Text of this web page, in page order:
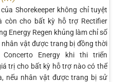
Shorekeeper không chỉ tuyệt
còn cho bất kỳ hỗ trợ Rectifier
Energy Regen khủng làm chỉ số
nhân vật được trang bị đồng thời
Energy khi thi triển
trị cho bất kỳ hỗ trợ nào có thể
nếu nhân vật được trang bị sử